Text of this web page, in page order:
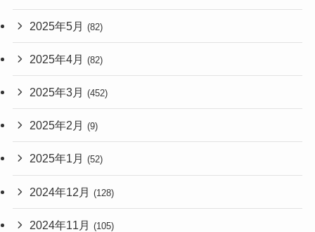
2025年5月 (82)
2025年4月 (82)
2025年3月 (452)
2025年2月 (9)
2025年1月 (52)
2024年12月 (128)
2024年11月 (105)